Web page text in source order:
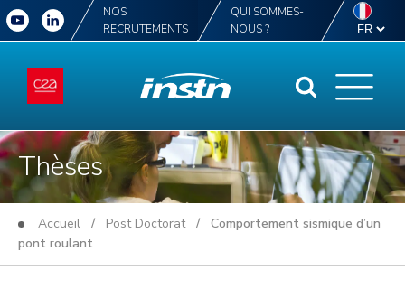
NOS
RECRUTEMENTS
QUI SOMMES-
NOUS ?
Thèses
Accueil / Post Doctorat/ Comportement sismique d’un
pont roulant